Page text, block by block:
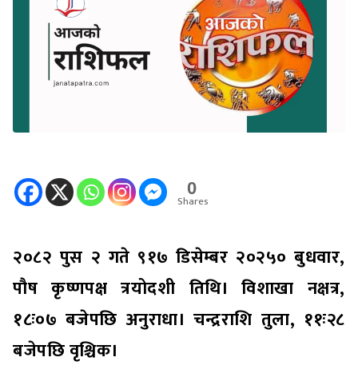
0
Shares
२०८२ पुस २ गते ९१७ डिसेम्बर २०२५० बुधवार,
पौष कृष्णपक्ष त्रयोदशी तिथि। विशाखा नक्षत्र,
१८ः०७ बजेपछि अनुराधा। चन्द्रराशि तुला, ११ः२८
बजेपछि वृश्चिक।